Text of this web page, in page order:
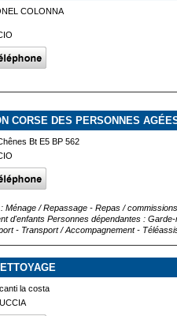
COLONNA
CORSE DES PERSONNES
Bt E5 BP 562
: Ménage / Repassage - Repas /
d'enfants Personnes dépendantes :
- Transport / Accompagnement -
la costa